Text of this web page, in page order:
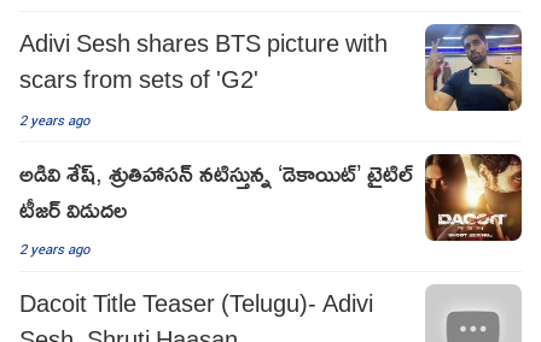
Adivi Sesh shares BTS picture with
scars from sets of 'G2'
2 years ago
అడివి శేష్, శ్రుతిహాసన్ నటిస్తున్న ‘డెకాయిట్’ టైటిల్
టీజర్ విడుదల
2 years ago
Dacoit Title Teaser (Telugu)- Adivi